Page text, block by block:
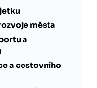
města
a
a cestovního